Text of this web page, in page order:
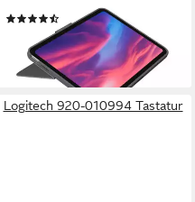
(4)
ab 130,79 €
11,95 €mtl. in 12 Raten
lieferbar - in 3-4 Werktagen bei dir
Logitech 920-010994 Tastatur